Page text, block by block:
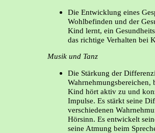
Die Entwicklung eines
Wohlbefinden und der
Kind lernt, ein
das richtige Verhalten bei
Musik und Tanz
Die Stärkung der
Wahrnehmungsbereichen,
Kind hört aktiv zu und
Impulse. Es stärkt seine
verschiedenen
Hörsinn. Es entwickelt
seine Atmung beim